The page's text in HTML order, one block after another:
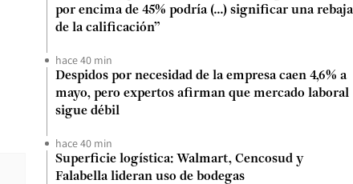
por encima de 45% podría (...) significar una rebaja
de la calificación”
hace 40 min
Despidos por necesidad de la empresa caen 4,6% a
mayo, pero expertos afirman que mercado laboral
sigue débil
hace 40 min
Superficie logística: Walmart, Cencosud y
Falabella lideran uso de bodegas